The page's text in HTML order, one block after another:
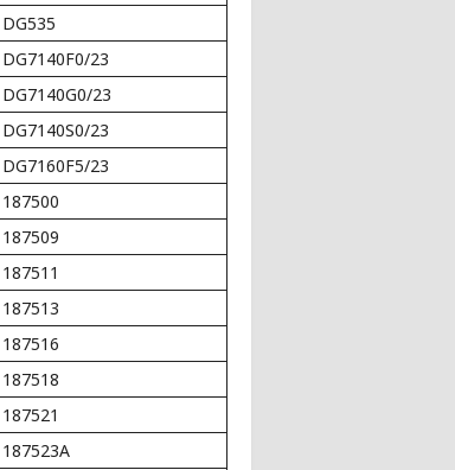
DG535
DG7140F0/23
DG7140G0/23
DG7140S0/23
DG7160F5/23
187500
187509
187511
187513
187516
187518
187521
187523A